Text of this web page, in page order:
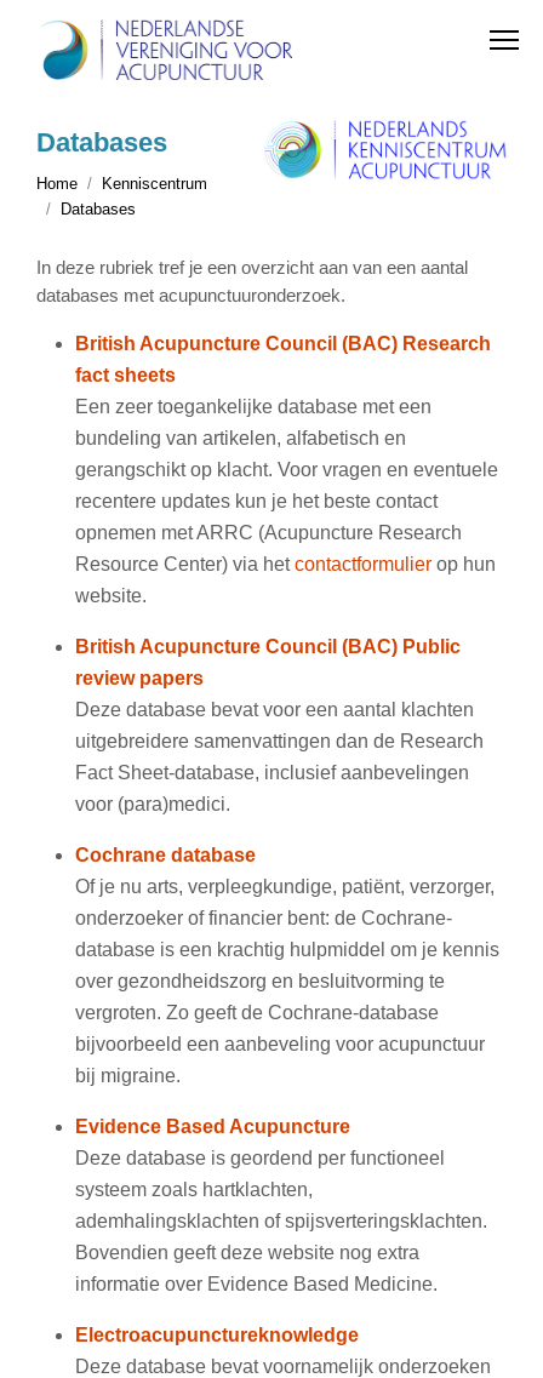
Databases
Home
Kenniscentrum
Databases
In deze rubriek tref je een overzicht aan van een aantal
databases met acupunctuuronderzoek.
British Acupuncture Council (BAC) Research
fact sheets
Een zeer toegankelijke database met een
bundeling van artikelen, alfabetisch en
gerangschikt op klacht. Voor vragen en eventuele
recentere updates kun je het beste contact
opnemen met ARRC (Acupuncture Research
Resource Center) via hetcontactformulier op hun
website.
British Acupuncture Council (BAC) Public
review papers
Deze database bevat voor een aantal klachten
uitgebreidere samenvattingen dan de Research
Fact Sheet-database, inclusief aanbevelingen
voor (para)medici.
Cochrane database
Of je nu arts, verpleegkundige, patiënt, verzorger,
onderzoeker of financier bent: de Cochrane-
database is een krachtig hulpmiddel om je kennis
over gezondheidszorg en besluitvorming te
vergroten. Zo geeft de Cochrane-database
bijvoorbeeld een aanbeveling voor acupunctuur
bij migraine.
Evidence Based Acupuncture
Deze database is geordend per functioneel
systeem zoals hartklachten,
ademhalingsklachten of spijsverteringsklachten.
Bovendien geeft deze website nog extra
informatie over Evidence Based Medicine.
Electroacupunctureknowledge
Deze database bevat voornamelijk onderzoeken